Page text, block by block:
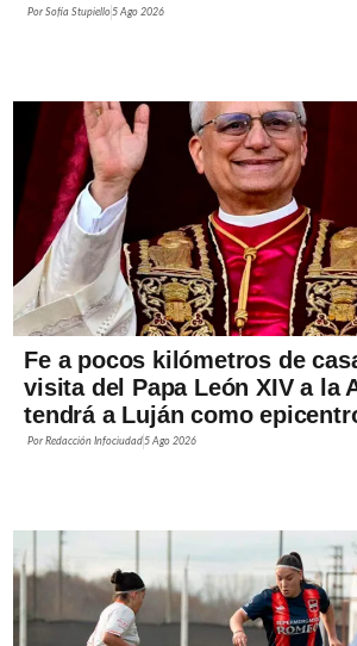
PorSofía Stupiello 5 Ago 2026
Fe a pocos kilómetros de
visita del Papa León XIV a la
tendrá a Luján como
PorRedacción Infociudad 5 Ago 2026